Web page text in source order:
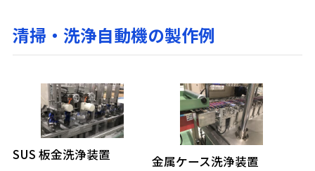
清掃・洗浄自動機の製作例
SUS 板金洗浄装置 金属ケース洗浄装置